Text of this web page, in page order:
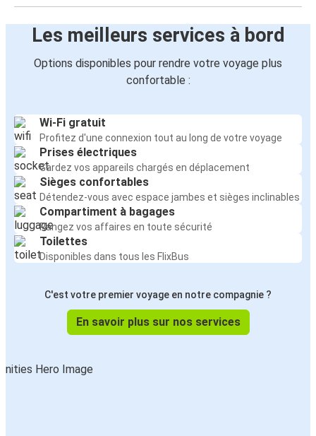
Les meilleurs services à bord
Options disponibles pour rendre votre voyage plus
confortable :
Wi-Fi gratuit
Profitez d'une connexion tout au long de votre voyage
Prises électriques
Gardez vos appareils chargés en déplacement
Sièges confortables
Détendez-vous avec espace jambes et sièges inclinables
Compartiment à bagages
Rangez vos affaires en toute sécurité
Toilettes
Disponibles dans tous les FlixBus
C'est votre premier voyage en notre compagnie ?
En savoir plus sur nos services